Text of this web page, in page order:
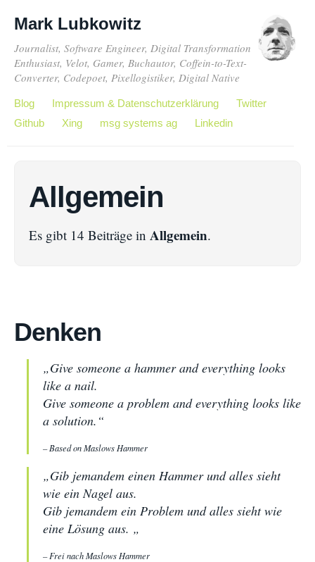
Mark Lubkowitz
Journalist, Software Engineer, Digital Transformation
Enthusiast, Velot, Gamer, Buchautor, Coffein-to-Text-
Converter, Codepoet, Pixellogistiker, Digital Native
Blog Impressum & Datenschutzerklärung
Twitter
Github
Xing msg systems ag Linkedin
Allgemein
Es gibt 14 Beiträge in Allgemein.
Denken
„Give someone a hammer and everything looks
like a nail.
Give someone a problem and everything looks like
a solution.“
– Based on Maslows Hammer
„Gib jemandem einen Hammer und alles sieht
wie ein Nagel aus.
Gib jemandem ein Problem und alles sieht wie
eine Lösung aus. „
– Frei nach Maslows Hammer